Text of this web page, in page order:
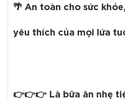
🌴 An toàn cho sức
yêu thích của mọi lứa
👉👉👉 Là bữa ăn nhẹ